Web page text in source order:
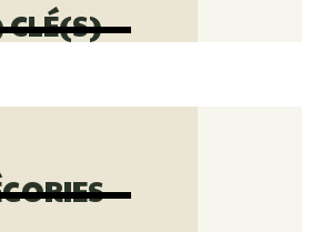
CLÉ(S)